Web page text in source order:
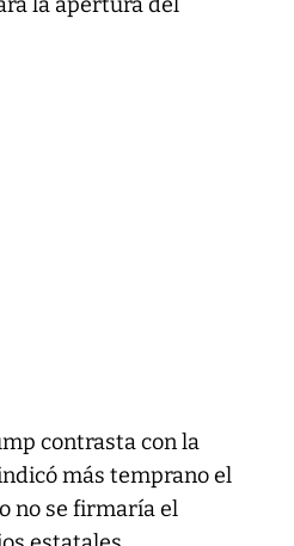
contrasta con la
más temprano el
no se firmaría el